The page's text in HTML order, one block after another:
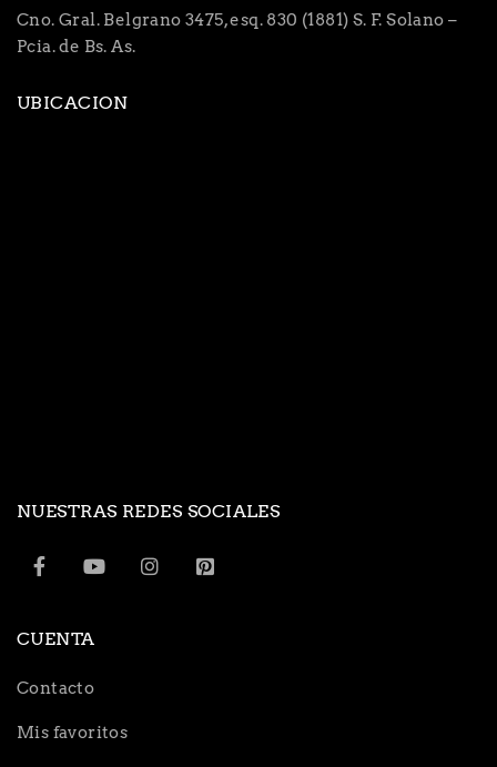
Cno. Gral. Belgrano 3475, esq. 830 (1881) S. F. Solano –
Pcia. de Bs. As.
UBICACION
NUESTRAS REDES SOCIALES
CUENTA
Contacto
Mis favoritos